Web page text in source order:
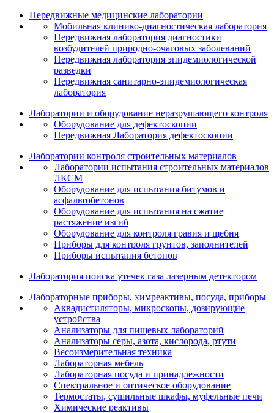
Передвижные медицинские лаборатории
Мобильная клинико-диагностическая лаборатория
Передвижная лаборатория диагностики
возбудителей природно-очаговых заболеваний
Передвижная лаборатория эпидемиологической
разведки
Передвижная санитарно-эпидемиологическая
лаборатория
Лаборатории и оборудование неразрушающего контроля
Оборудование для дефектоскопии
Передвижная Лаборатория дефектоскопии
Лаборатории контроля строительных материалов
Лаборатории испытания строительных материалов
ЛКСМ
Оборудование для испытания битумов и
асфальтобетонов
Оборудование для испытания на сжатие
растяжение изгиб
Оборудование для контроля гравия и щебня
Приборы для контроля грунтов, заполнителей
Приборы испытания бетонов
Лаборатория поиска утечек газа лазерным детектором
Лабораторные приборы, химреактивы, посуда, приборы
Аквадистиляторы, микроскопы, дозирующие
устройства
Анализаторы для пищевых лабораторий
Анализаторы серы, азота, кислорода, ртути
Весоизмерительная техника
Лабораторная мебель
Лабораторная посуда и принадлежности
Спектральное и оптическое оборудование
Термостаты, сушильные шкафы, муфельные печи
Химические реактивы